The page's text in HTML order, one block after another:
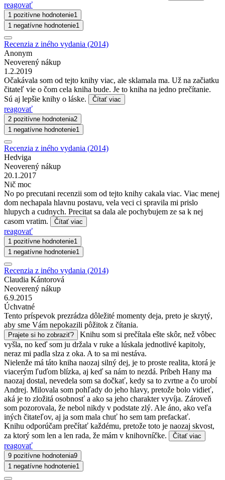
reagovať
1 pozitívne hodnotenie1
1 negatívne hodnotenie1
Recenzia z iného vydania (2014)
Anonym
Neoverený nákup
1.2.2019
Očakávala som od tejto knihy viac, ale sklamala ma. Už na začiatku
čitateľ vie o čom cela kniha bude. Je to kniha na jedno prečítanie.
Sú aj lepšie knihy o láske.
Čítať viac
reagovať
2 pozitívne hodnotenia2
1 negatívne hodnotenie1
Recenzia z iného vydania (2014)
Hedviga
Neoverený nákup
20.1.2017
Nič moc
No po precutani recenzii som od tejto knihy cakala viac. Viac menej
dom nechapala hlavnu postavu, vela veci ci spravila mi prislo
hlupych a cudnych. Precitat sa dala ale pochybujem ze sa k nej
casom vratim.
Čítať viac
reagovať
1 pozitívne hodnotenie1
1 negatívne hodnotenie1
Recenzia z iného vydania (2014)
Claudia Kántorová
Neoverený nákup
6.9.2015
Úchvatné
Tento príspevok prezrádza dôležité momenty deja, preto je skrytý,
aby sme Vám nepokazili pôžitok z čítania.
Prajete si ho zobraziť?
Knihu som si prečítala ešte skôr, než vôbec
vyšla, no keď som ju držala v ruke a lúskala jednotlivé kapitoly,
neraz mi padla slza z oka. A to sa mi nestáva.
Nielenže má táto kniha naozaj silný dej, je to proste realita, ktorá je
viacerým ľuďom blízka, aj keď sa nám to nezdá. Príbeh Hany ma
naozaj dostal, nevedela som sa dočkať, kedy sa to zvrtne a čo urobí
Andrej. Milovala som pohľady do jeho hlavy, pretože bolo vidieť,
aká je to zložitá osobnosť a ako sa jeho charakter vyvíja. Zároveň
som pozorovala, že nebol nikdy v podstate zlý. Ale áno, ako veľa
iných čitateľov, aj ja som mala chuť ho sem tam prefackať.
Knihu odporúčam prečítať každému, pretože toto je naozaj skvost,
za ktorý som len a len rada, že mám v knihovníčke.
Čítať viac
reagovať
9 pozitívne hodnotenia9
1 negatívne hodnotenie1